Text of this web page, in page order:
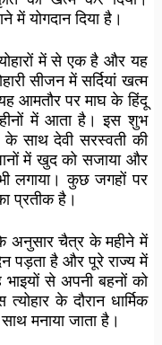
में योगदान दिया है।
में से एक है और यह
सीजन में सर्दियां खत्म
आमतौर पर माघ के हिंदू
में आता है। इस शुभ
साथ देवी सरस्वती की
में खुद को सजाया और
लगाया। कुछ जगहों पर
प्रतीक है।
अनुसार चैत्र के महीने में
पड़ता है और पूरे राज्य में
से अपनी बहनों को
के दौरान धार्मिक
मनाया जाता है।